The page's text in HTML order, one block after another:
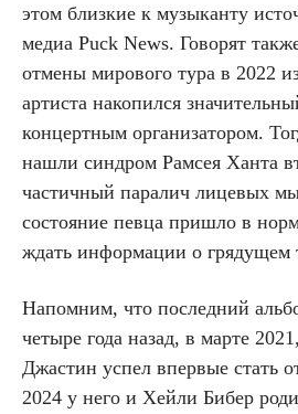
этом близкие к музыканту
медиа Puck News. Говорят
отмены мирового тура в 2022
артиста накопился
концертным организатором.
нашли синдром Рамсея Ханта
частичный паралич лицевых
состояние певца пришло в
ждать информации о грядущем
Напомним, что последний
четыре года назад, в марте
Джастин успел впервые стать
2024 у него и Хейли Бибер